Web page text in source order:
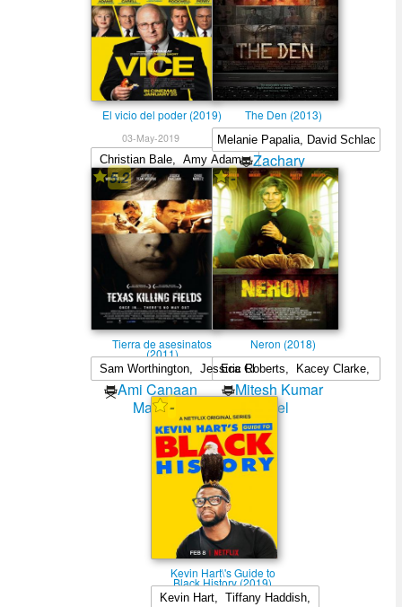
El vicio del poder (2019)
03-May-2019
Adam McKay
The Den (2013)
Zachary
Donohue
5.2
Tierra de asesinatos
(2011)
Ami Canaan
Mann
-
Neron (2018)
Mitesh Kumar
Patel
-
Kevin Hart\'s Guide to
Black History (2019)